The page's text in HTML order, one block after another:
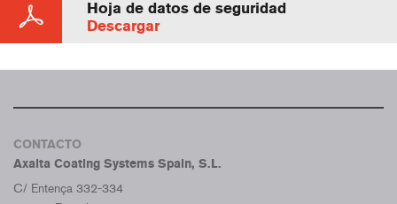
Hoja de datos de seguridad
Descargar
CONTACTO
Axalta Coating Systems Spain, S.L.
C/ Entença 332-334